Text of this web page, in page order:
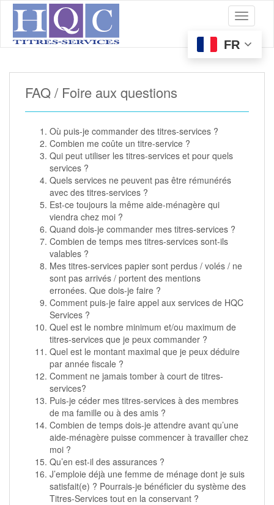
Toggle
FAQ / Foire aux questions
Où puis-je commander des titres-services ?
Combien me coûte un titre-service ?
Qui peut utiliser les titres-services et pour quels
services ?
Quels services ne peuvent pas être rémunérés
avec des titres-services ?
Est-ce toujours la même aide-ménagère qui
viendra chez moi ?
Quand dois-je commander mes titres-services ?
Combien de temps mes titres-services sont-ils
valables ?
Mes titres-services papier sont perdus / volés / ne
sont pas arrivés / portent des mentions
erronées. Que dois-je faire ?
Comment puis-je faire appel aux services de HQC
Services ?
Quel est le nombre minimum et/ou maximum de
titres-services que je peux commander ?
Quel est le montant maximal que je peux déduire
par année fiscale ?
Comment ne jamais tomber à court de titres-
services?
Puis-je céder mes titres-services à des membres
de ma famille ou à des amis ?
Combien de temps dois-je attendre avant qu’une
aide-ménagère puisse commencer à travailler chez
moi ?
Qu’en est-il des assurances ?
J’emploie déjà une femme de ménage dont je suis
satisfait(e) ? Pourrais-je bénéficier du système des
Titres-Services tout en la conservant ?
FR